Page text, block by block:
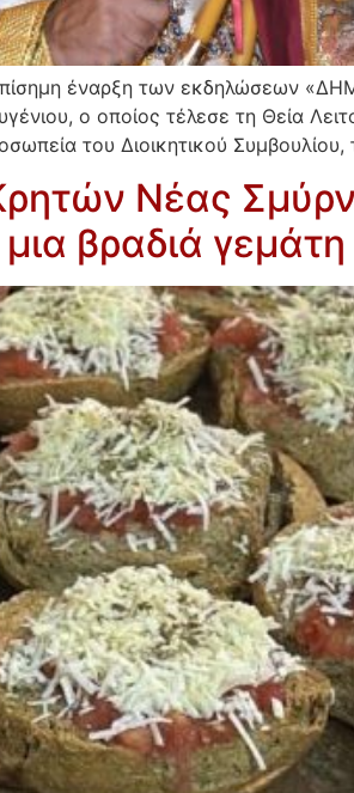
έναρξη των εκδηλώσεων
ο οποίος τέλεσε τη Θεία
του Διοικητικού
Νέας
βραδιά